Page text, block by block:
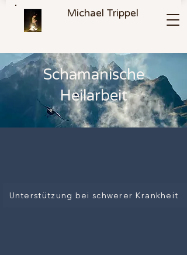
Michael Trippel
Schamanische
Heilarbeit
Unterstützung bei schwerer Krankheit